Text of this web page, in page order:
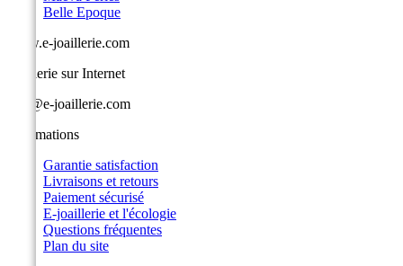
Belle Epoque
www.e-joaillerie.com
Joaillerie sur Internet
info@e-joaillerie.com
Informations
Garantie satisfaction
Livraisons et retours
Paiement sécurisé
E-joaillerie et l'écologie
Questions fréquentes
Plan du site